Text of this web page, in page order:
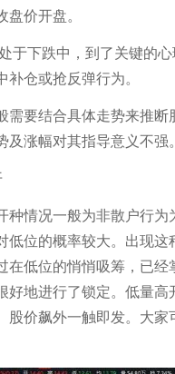
盘价开盘。
于下跌中，到了关键的心
补仓或抢反弹行为。
需要结合具体走势来推断
及涨幅对其指导意义不强。
种情况一般为非散户行为
低位的概率较大。出现这
在低位的悄悄吸筹，已经
好地进行了锁定。低量高
股价飙外一触即发。大家